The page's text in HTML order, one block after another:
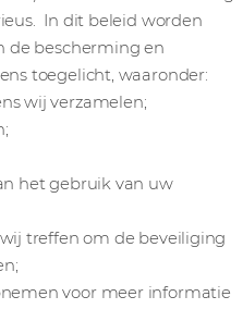
In dit beleid worden
de bescherming en
toegelicht, waaronder:
wij verzamelen;
het gebruik van uw
treffen om de beveiliging
voor meer informatie